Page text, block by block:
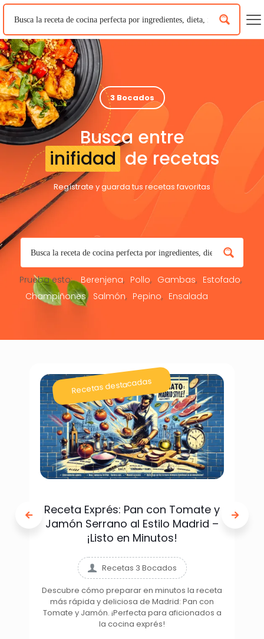
3 Bocados
Busca entre
inifidad de recetas
Regístrate y guarda tus recetas favoritas
Prueba esto: Berenjena Pollo Gambas
Estofado
Champiñones
Salmón Pepino Ensalada
Recetas destacadas
Receta Exprés: Pan con Tomate y
Jamón Serrano al Estilo Madrid –
¡Listo en Minutos!
Recetas 3 Bocados
Descubre cómo preparar en minutos la receta
más rápida y deliciosa de Madrid: Pan con
Tomate y Jamón. ¡Perfecta para aficionados a
la cocina exprés!